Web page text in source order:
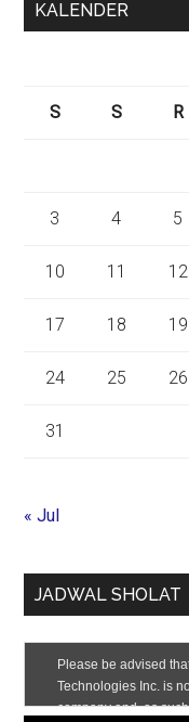
KALENDER
S
S R
3 4 5
10 11 12
17 18 19
24 25 26
31
« Jul
JADWAL SHOLAT